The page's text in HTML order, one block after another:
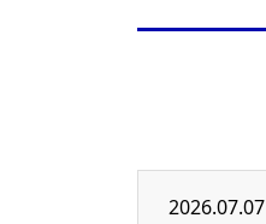
2026.07.07